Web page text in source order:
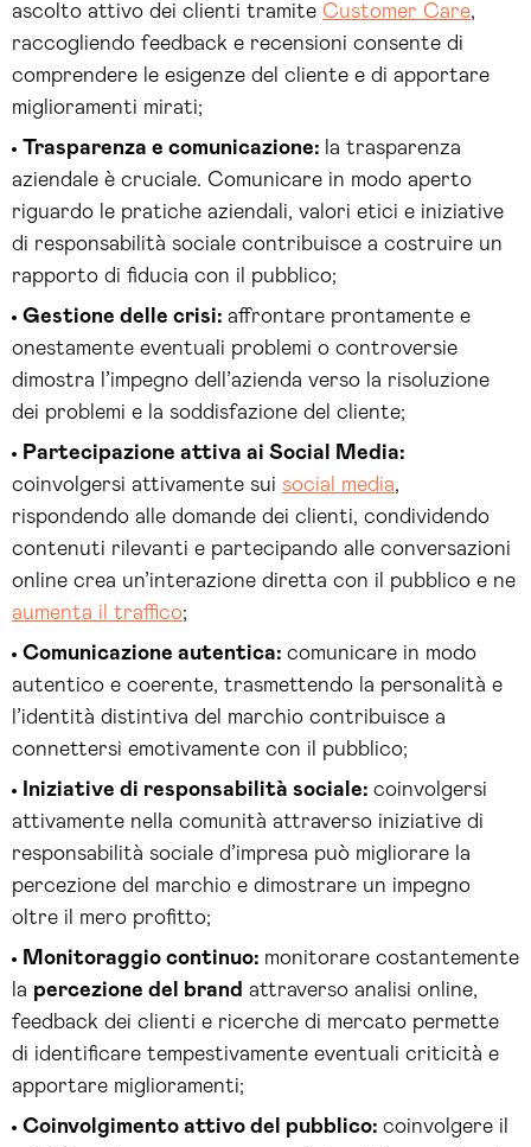
ascolto attivo dei clienti tramite Customer Care,
raccogliendo feedback e recensioni consente di
comprendere le esigenze del cliente e di apportare
miglioramenti mirati;
Trasparenza e comunicazione: la trasparenza
aziendale è cruciale. Comunicare in modo aperto
riguardo le pratiche aziendali, valori etici e iniziative
di responsabilità sociale contribuisce a costruire un
rapporto di fiducia con il pubblico;
Gestione delle crisi: affrontare prontamente e
onestamente eventuali problemi o controversie
dimostra l’impegno dell’azienda verso la risoluzione
dei problemi e la soddisfazione del cliente;
Partecipazione attiva ai Social Media:
coinvolgersi attivamente sui social media,
rispondendo alle domande dei clienti, condividendo
contenuti rilevanti e partecipando alle conversazioni
online crea un’interazione diretta con il pubblico e ne
aumenta il traffico;
Comunicazione autentica: comunicare in modo
autentico e coerente, trasmettendo la personalità e
l’identità distintiva del marchio contribuisce a
connettersi emotivamente con il pubblico;
Iniziative di responsabilità sociale: coinvolgersi
attivamente nella comunità attraverso iniziative di
responsabilità sociale d’impresa può migliorare la
percezione del marchio e dimostrare un impegno
oltre il mero profitto;
Monitoraggio continuo: monitorare costantemente
la percezione del brand attraverso analisi online,
feedback dei clienti e ricerche di mercato permette
di identificare tempestivamente eventuali criticità e
apportare miglioramenti;
Coinvolgimento attivo del pubblico: coinvolgere il